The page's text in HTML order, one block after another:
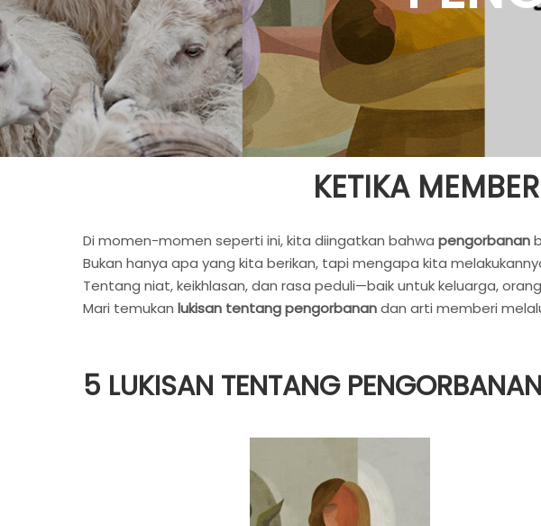
KETIKA
Di momen-momen seperti ini, kita diingatkan bahwa pengorbanan
Bukan hanya apa yang kita berikan, tapi mengapa kita
Tentang niat, keikhlasan, dan rasa peduli—baik untuk keluarga,
Mari temukan lukisan tentang pengorbanandan arti memberi
5 LUKISAN TENTANG